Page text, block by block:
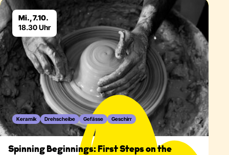
Mi., 7.10.
18.30 Uhr
Keramik Drehscheibe Gefässe Geschirr
Spinning Beginnings: First Steps on the
Eventdetails